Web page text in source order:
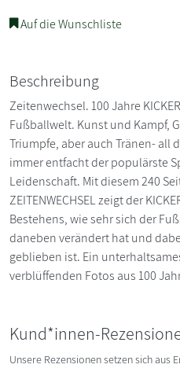
Auf die Wunschliste
Beschreibung
Zeitenwechsel. 100 Jahre
Fußballwelt. Kunst und Kampf,
Triumpfe, aber auch Tränen- all
immer entfacht der populärste
Leidenschaft. Mit diesem 240
ZEITENWECHSEL zeigt der
Bestehens, wie sehr sich der
daneben verändert hat und
geblieben ist. Ein
verblüffenden Fotos aus 100
Kund*innen-
Unsere Rezensionen setzen sich aus